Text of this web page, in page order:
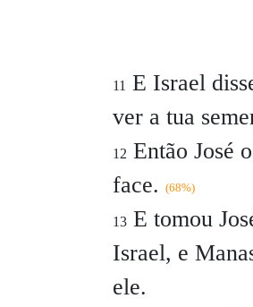
11 E Israel
ver a tua
12 Então José
face. (68%)
13 E tomou
Israel, e
ele.